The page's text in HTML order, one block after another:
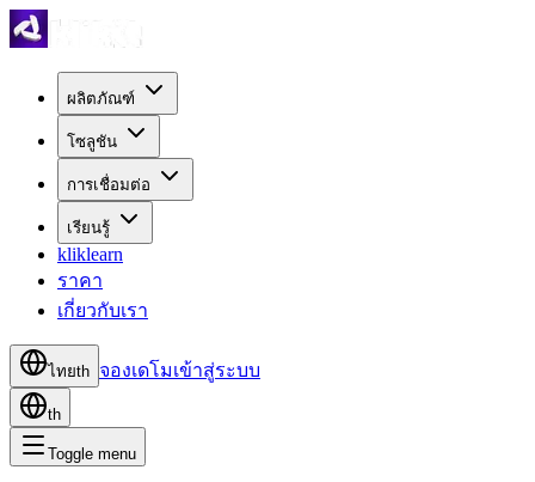
ผลิตภัณฑ์
โซลูชัน
การเชื่อมต่อ
เรียนรู้
kliklearn
ราคา
เกี่ยวกับเรา
ไทยth จองเดโมเข้าสู่ระบบ
th
Toggle menu